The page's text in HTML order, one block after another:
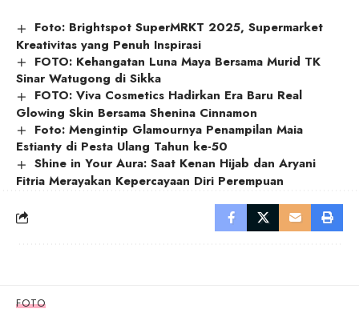
Foto: Brightspot SuperMRKT 2025, Supermarket
Kreativitas yang Penuh Inspirasi
FOTO: Kehangatan Luna Maya Bersama Murid TK
Sinar Watugong di Sikka
FOTO: Viva Cosmetics Hadirkan Era Baru Real
Glowing Skin Bersama Shenina Cinnamon
Foto: Mengintip Glamournya Penampilan Maia
Estianty di Pesta Ulang Tahun ke-50
Shine in Your Aura: Saat Kenan Hijab dan Aryani
Fitria Merayakan Kepercayaan Diri Perempuan
FOTO